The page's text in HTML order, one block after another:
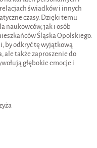
świadków i innych
czasy. Dzięki temu
naukowców, jak i osób
Śląska Opolskiego.
by odkryć tę wyjątkową
ale także zaproszenie do
głębokie emocje i